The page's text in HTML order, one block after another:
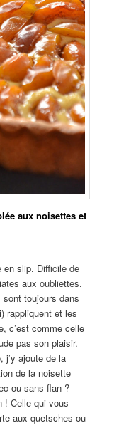
aux noisettes et
en slip. Difficile de
aux oubliettes.
toujours dans
rappliquent et les
c’est comme celle
pas son plaisir.
j’y ajoute de la
de la noisette
ou sans flan ?
! Celle qui vous
aux quetsches ou